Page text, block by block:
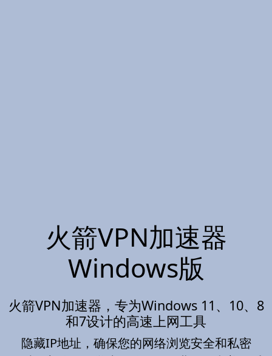
火箭VPN加速器
Windows版
火箭VPN加速器，专为Windows 11、10、8
和7设计的高速上网工具
隐藏IP地址，确保您的网络浏览安全和私密